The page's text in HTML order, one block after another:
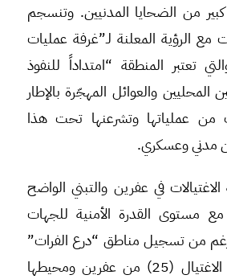
من الضحايا المدنيين. وتنسجم
مع الرؤية المعلنة لـ”غرفة عمليات
تعتبر المنطقة “امتداداً للنفوذ
المحليين والعوائل المهجّرة بالإطار
من عملياتها وتشرعنها تحت هذا
مدني وعسكري.
في عفرين والتبني الواضح
مستوى القدرة الأمنية للجهات
من تسجيل مناطق “درع الفرات”
نسبة أكبر بعمليات الاغتيال (25) من عفرين ومحيطها